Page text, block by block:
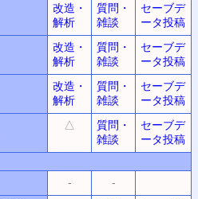
改造・
解析
質問・
雑談
セーブデ
ータ投稿
改造・
解析
質問・
雑談
セーブデ
ータ投稿
改造・
解析
質問・
雑談
セーブデ
ータ投稿
△
質問・
雑談
セーブデ
ータ投稿
-
-